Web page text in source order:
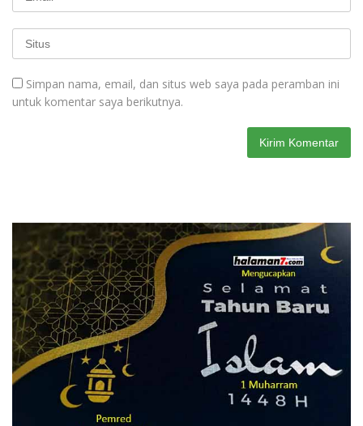
Simpan nama, email, dan situs web saya pada peramban ini
untuk komentar saya berikutnya.